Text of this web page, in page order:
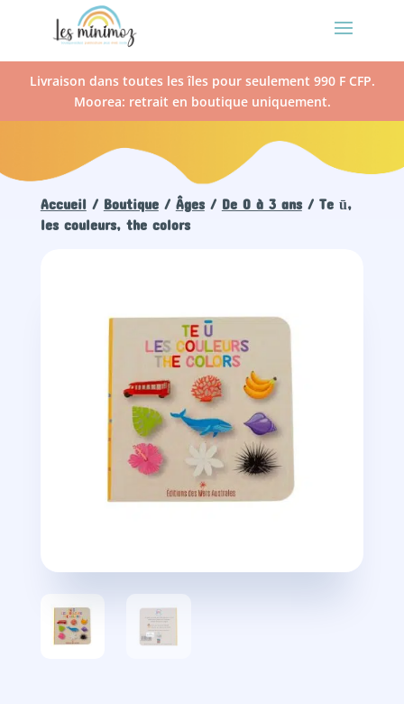
Livraison dans toutes les îles pour seulement 990 F CFP.
Moorea: retrait en boutique uniquement.
Accueil / Boutique/ Âges/ De 0 à 3 ans/ Te ū,
les couleurs, the colors